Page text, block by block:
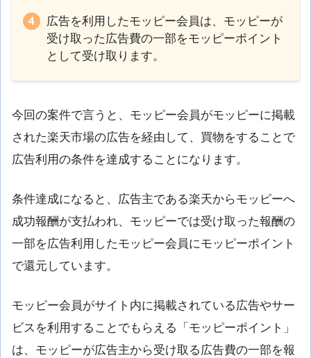
広告を利用したモッピー会員は、モッピーが
受け取った広告費の一部をモッピーポイント
として受け取ります。
今回の案件で言うと、モッピー会員がモッピーに掲載
された楽天市場の広告を経由して、買物をすることで
広告利用の条件を達成することになります。
条件達成になると、広告主である楽天からモッピーへ
成功報酬が支払われ、モッピーでは受け取った報酬の
一部を広告利用したモッピー会員にモッピーポイント
で還元しています。
モッピー会員がサイト内に掲載されている広告やサー
ビスを利用することでもらえる「モッピーポイント」
は、モッピーが広告主から受け取る広告費の一部を報